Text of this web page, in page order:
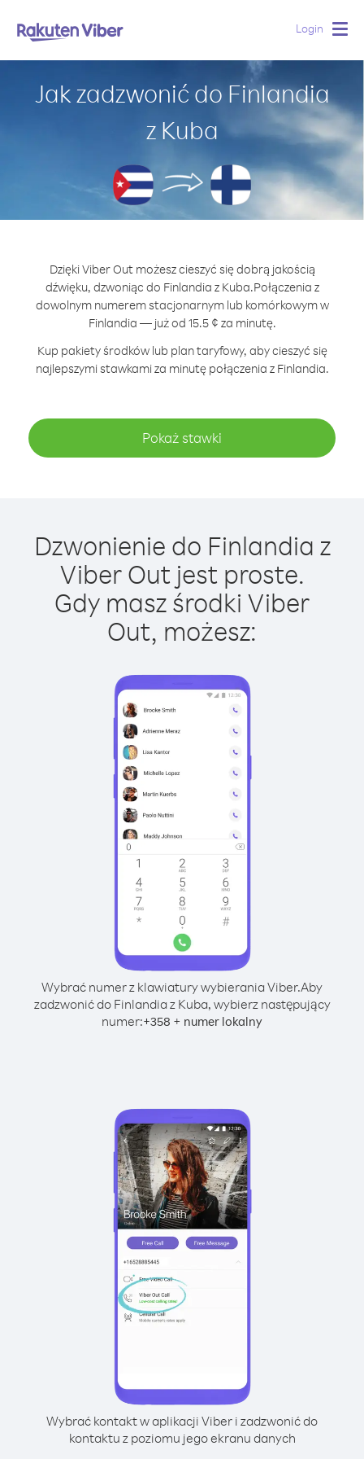
Login
Jak zadzwonić do Finlandia
z Kuba
Dzięki Viber Out możesz cieszyć się dobrą jakością
dźwięku, dzwoniąc do Finlandia z Kuba.Połączenia z
dowolnym numerem stacjonarnym lub komórkowym w
Finlandia — już od 15.5 ¢ za minutę.
Kup pakiety środków lub plan taryfowy, aby cieszyć się
najlepszymi stawkami za minutę połączenia z Finlandia.
Pokaż stawki
Dzwonienie do Finlandia z
Viber Out jest proste.
Gdy masz środki Viber
Out, możesz:
Wybrać numer z klawiatury wybierania Viber.Aby
zadzwonić do Finlandia z Kuba, wybierz następujący
numer:+358 + numer lokalny
Wybrać kontakt w aplikacji Viber i zadzwonić do
kontaktu z poziomu jego ekranu danych